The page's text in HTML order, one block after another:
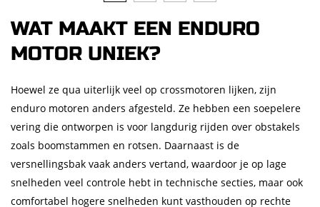
WAT MAAKT EEN ENDURO
MOTOR UNIEK?
Hoewel ze qua uiterlijk veel op crossmotoren lijken, zijn
enduro motoren anders afgesteld. Ze hebben een soepelere
vering die ontworpen is voor langdurig rijden over obstakels
zoals boomstammen en rotsen. Daarnaast is de
versnellingsbak vaak anders vertand, waardoor je op lage
snelheden veel controle hebt in technische secties, maar ook
comfortabel hogere snelheden kunt vasthouden op rechte